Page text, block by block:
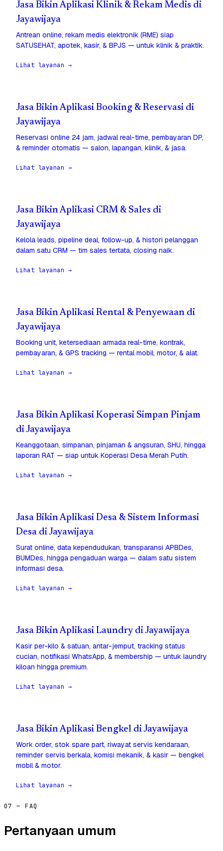
Jasa Bikin Aplikasi Klinik & Rekam Medis di
Jayawijaya
Antrean online, rekam medis elektronik (RME) siap
SATUSEHAT, apotek, kasir, & BPJS — untuk klinik & praktik.
Lihat layanan →
Jasa Bikin Aplikasi Booking & Reservasi di
Jayawijaya
Reservasi online 24 jam, jadwal real-time, pembayaran DP,
& reminder otomatis — salon, lapangan, klinik, & jasa.
Lihat layanan →
Jasa Bikin Aplikasi CRM & Sales di
Jayawijaya
Kelola leads, pipeline deal, follow-up, & histori pelanggan
dalam satu CRM — tim sales tertata, closing naik.
Lihat layanan →
Jasa Bikin Aplikasi Rental & Penyewaan di
Jayawijaya
Booking unit, ketersediaan armada real-time, kontrak,
pembayaran, & GPS tracking — rental mobil, motor, & alat.
Lihat layanan →
Jasa Bikin Aplikasi Koperasi Simpan Pinjam
di Jayawijaya
Keanggotaan, simpanan, pinjaman & angsuran, SHU, hingga
laporan RAT — siap untuk Koperasi Desa Merah Putih.
Lihat layanan →
Jasa Bikin Aplikasi Desa & Sistem Informasi
Desa di Jayawijaya
Surat online, data kependudukan, transparansi APBDes,
BUMDes, hingga pengaduan warga — dalam satu sistem
informasi desa.
Lihat layanan →
Jasa Bikin Aplikasi Laundry di Jayawijaya
Kasir per-kilo & satuan, antar-jemput, tracking status
cucian, notifikasi WhatsApp, & membership — untuk laundry
kiloan hingga premium.
Lihat layanan →
Jasa Bikin Aplikasi Bengkel di Jayawijaya
Work order, stok spare part, riwayat servis kendaraan,
reminder servis berkala, komisi mekanik, & kasir — bengkel
mobil & motor.
Lihat layanan →
07 — FAQ
Pertanyaan umum